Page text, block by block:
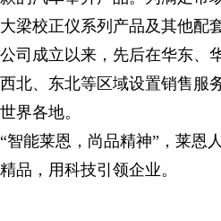
大梁校正仪系列产品及其他配
公司成立以来，先后在华东、
西北、东北等区域设置销售服
世界各地。
“智能莱恩，尚品精神”，莱恩
精品，用科技引领企业。